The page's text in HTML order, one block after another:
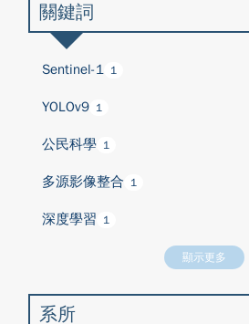
關鍵詞
Sentinel-1 1
YOLOv9 1
公民科學 1
多源影像整合 1
深度學習 1
顯示更多
系所